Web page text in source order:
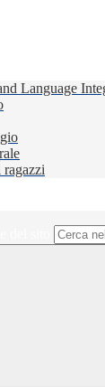
Language